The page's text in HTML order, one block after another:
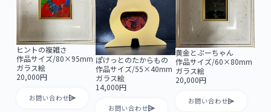
ヒントの複雑さ
作品サイズ/80×95mm
ガラス絵
20,000円
お問い合わせ
ぽけっとのたからもの
作品サイズ/55×40mm
ガラス絵
14,000円
お問い合わせ
黄金とぷーちゃん
作品サイズ/60×80mm
ガラス絵
20,000円
お問い合わせ